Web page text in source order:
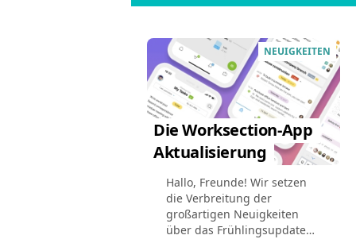
NEUIGKEITEN
Die Worksection-App
Aktualisierung
Hallo, Freunde! Wir setzen
die Verbreitung der
großartigen Neuigkeiten
über das Frühlingsupdate